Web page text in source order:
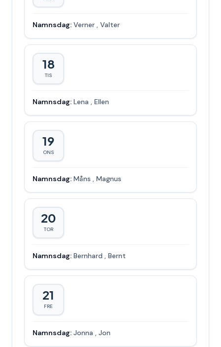
Namnsdag: Verner , Valter
18
TIS
Namnsdag: Lena , Ellen
19
ONS
Namnsdag: Måns , Magnus
20
TOR
Namnsdag: Bernhard , Bernt
21
FRE
Namnsdag: Jonna , Jon